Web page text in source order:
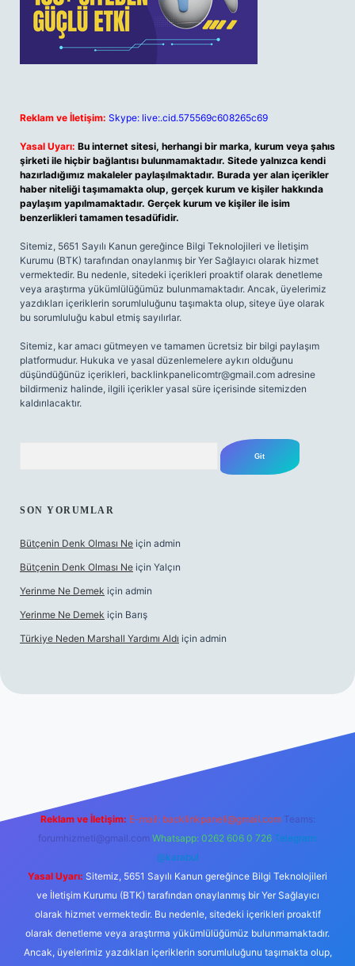
Reklam ve İletişim: Skype: live:.cid.575569c608265c69
Yasal Uyarı: Bu internet sitesi, herhangi bir marka, kurum veya şahıs
şirketi ile hiçbir bağlantısı bulunmamaktadır. Sitede yalnızca kendi
hazırladığımız makaleler paylaşılmaktadır. Burada yer alan içerikler
haber niteliği taşımamakta olup, gerçek kurum ve kişiler hakkında
paylaşım yapılmamaktadır. Gerçek kurum ve kişiler ile isim
benzerlikleri tamamen tesadüfidir.
Sitemiz, 5651 Sayılı Kanun gereğince Bilgi Teknolojileri ve İletişim
Kurumu (BTK) tarafından onaylanmış bir Yer Sağlayıcı olarak hizmet
vermektedir. Bu nedenle, sitedeki içerikleri proaktif olarak denetleme
veya araştırma yükümlülüğümüz bulunmamaktadır. Ancak, üyelerimiz
yazdıkları içeriklerin sorumluluğunu taşımakta olup, siteye üye olarak
bu sorumluluğu kabul etmiş sayılırlar.
Sitemiz, kar amacı gütmeyen ve tamamen ücretsiz bir bilgi paylaşım
platformudur. Hukuka ve yasal düzenlemelere aykırı olduğunu
düşündüğünüz içerikleri, backlinkpanelicomtr@gmail.com adresine
bildirmeniz halinde, ilgili içerikler yasal süre içerisinde sitemizden
kaldırılacaktır.
SON YORUMLAR
Bütçenin Denk Olması Ne için admin
Bütçenin Denk Olması Ne için Yalçın
Yerinme Ne Demek için admin
Yerinme Ne Demek için Barış
Türkiye Neden Marshall Yardımı Aldı için admin
hiltonbet yeni giriş
Reklam ve İletişim: E-mail: backlinkpaneli@gmail.com Teams:
forumhizmeti@gmail.com Whatsapp: 0262 606 0 726 Telegram:
@karabul
Yasal Uyarı: Sitemiz, 5651 Sayılı Kanun gereğince Bilgi Teknolojileri
ve İletişim Kurumu (BTK) tarafından onaylanmış bir Yer Sağlayıcı
olarak hizmet vermektedir. Bu nedenle, sitedeki içerikleri proaktif
olarak denetleme veya araştırma yükümlülüğümüz bulunmamaktadır.
Ancak, üyelerimiz yazdıkları içeriklerin sorumluluğunu taşımakta olup,